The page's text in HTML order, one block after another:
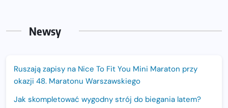
Newsy
Ruszają zapisy na Nice To Fit You Mini Maraton przy
okazji 48. Maratonu Warszawskiego
Jak skompletować wygodny strój do biegania latem?